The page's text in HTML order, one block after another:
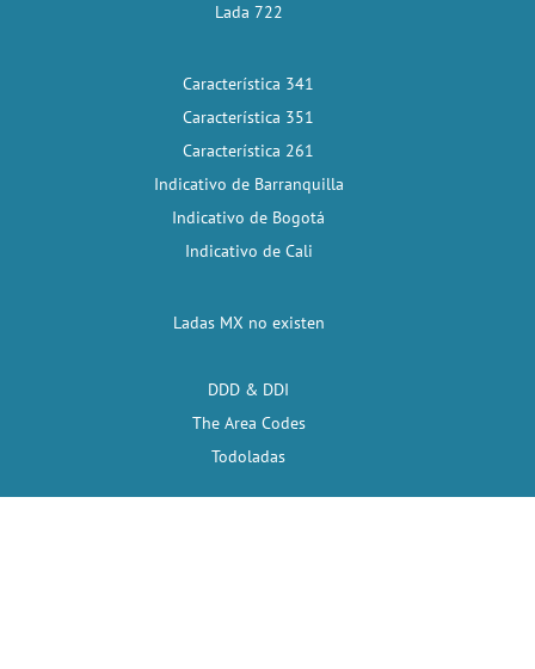
Lada 722
Característica 341
Característica 351
Característica 261
Indicativo de Barranquilla
Indicativo de Bogotá
Indicativo de Cali
Ladas MX no existen
DDD & DDI
The Area Codes
Todoladas